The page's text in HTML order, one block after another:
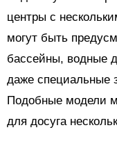
центры с
могут быть
бассейны, водные
даже специальные
Подобные модели
для досуга